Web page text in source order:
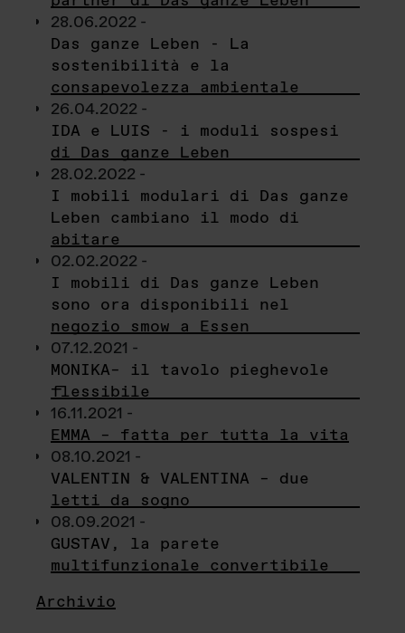
28.06.2022 -
Das ganze Leben - La
sostenibilità e la
consapevolezza ambientale
26.04.2022 -
IDA e LUIS - i moduli sospesi
di Das ganze Leben
28.02.2022 -
I mobili modulari di Das ganze
Leben cambiano il modo di
abitare
02.02.2022 -
I mobili di Das ganze Leben
sono ora disponibili nel
negozio smow a Essen
07.12.2021 -
MONIKA– il tavolo pieghevole
flessibile
16.11.2021 -
EMMA – fatta per tutta la vita
08.10.2021 -
VALENTIN & VALENTINA – due
letti da sogno
08.09.2021 -
GUSTAV, la parete
multifunzionale convertibile
Archivio